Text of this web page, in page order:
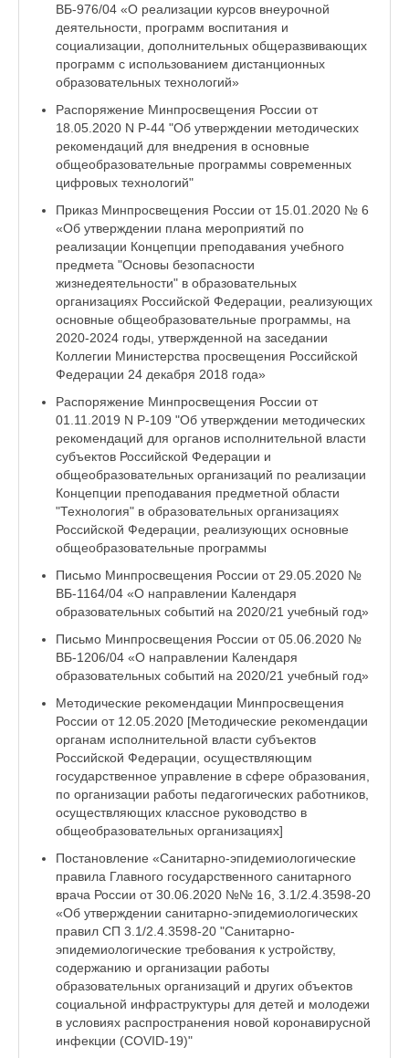
ВБ-976/04 «О реализации курсов внеурочной
деятельности, программ воспитания и
социализации, дополнительных общеразвивающих
программ с использованием дистанционных
образовательных технологий»
Распоряжение Минпросвещения России от
18.05.2020 N Р-44 "Об утверждении методических
рекомендаций для внедрения в основные
общеобразовательные программы современных
цифровых технологий"
Приказ Минпросвещения России от 15.01.2020 № 6
«Об утверждении плана мероприятий по
реализации Концепции преподавания учебного
предмета "Основы безопасности
жизнедеятельности" в образовательных
организациях Российской Федерации, реализующих
основные общеобразовательные программы, на
2020-2024 годы, утвержденной на заседании
Коллегии Министерства просвещения Российской
Федерации 24 декабря 2018 года»
Распоряжение Минпросвещения России от
01.11.2019 N Р-109 "Об утверждении методических
рекомендаций для органов исполнительной власти
субъектов Российской Федерации и
общеобразовательных организаций по реализации
Концепции преподавания предметной области
"Технология" в образовательных организациях
Российской Федерации, реализующих основные
общеобразовательные программы
Письмо Минпросвещения России от 29.05.2020 №
ВБ-1164/04 «О направлении Календаря
образовательных событий на 2020/21 учебный год»
Письмо Минпросвещения России от 05.06.2020 №
ВБ-1206/04 «О направлении Календаря
образовательных событий на 2020/21 учебный год»
Методические рекомендации Минпросвещения
России от 12.05.2020 [Методические рекомендации
органам исполнительной власти субъектов
Российской Федерации, осуществляющим
государственное управление в сфере образования,
по организации работы педагогических работников,
осуществляющих классное руководство в
общеобразовательных организациях]
Постановление «Санитарно-эпидемиологические
правила Главного государственного санитарного
врача России от 30.06.2020 №№ 16, 3.1/2.4.3598-20
«Об утверждении санитарно-эпидемиологических
правил СП 3.1/2.4.3598-20 "Санитарно-
эпидемиологические требования к устройству,
содержанию и организации работы
образовательных организаций и других объектов
социальной инфраструктуры для детей и молодежи
в условиях распространения новой коронавирусной
инфекции (COVID-19)"